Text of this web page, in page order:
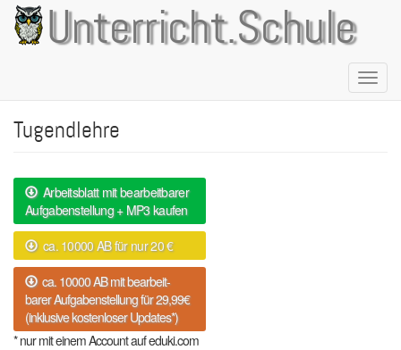
Direkt
zum
Inhalt
Unterricht.Schule
Tugendlehre
Arbeitsblatt mit bearbeitbarer
Aufgabenstellung + MP3 kaufen
ca. 10000 AB für nur 20 €
ca. 10000 AB mit bearbeit-
barer Aufgabenstellung für 29,99€
(inklusive kostenloser Updates*)
* nur mit einem Account auf eduki.com